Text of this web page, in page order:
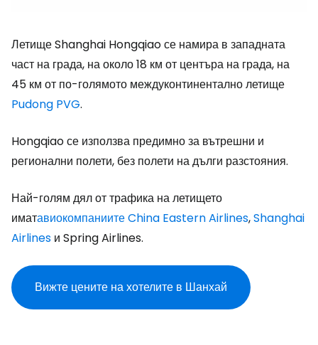
Летище Shanghai Hongqiao се намира в западната
част на града, на около 18 км от центъра на града, на
45 км от по-голямото междуконтинентално летище
Pudong PVG.
Hongqiao се използва предимно за вътрешни и
регионални полети, без полети на дълги разстояния.
Най-голям дял от трафика на летището
иматавиокомпаниите China Eastern Airlines,Shanghai
Airlines и Spring Airlines.
Вижте цените на хотелите в Шанхай